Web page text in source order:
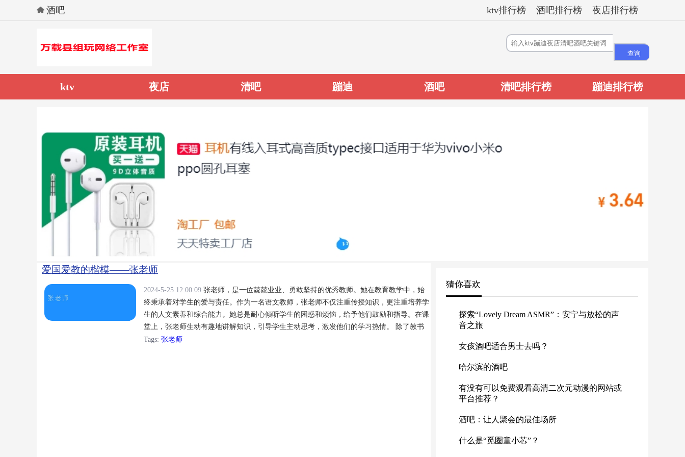
酒吧 ktv排行榜 酒吧排行榜 夜店排行榜
ktv 夜店 清吧 蹦迪 酒吧 清吧排行榜 蹦迪排行榜
爱国爱教的楷模——张老师
2024-5-25 12:00:09 张老师，是一位兢兢业业、勇敢坚持的优秀教师。她在教育教学中，始
终秉承着对学生的爱与责任。作为一名语文教师，张老师不仅注重传授知识，更注重培养学
生的人文素养和综合能力。她总是耐心倾听学生的困惑和烦恼，给予他们鼓励和指导。在课
堂上，张老师生动有趣地讲解知识，引导学生主动思考，激发他们的学习热情。 除了教书
育人，张老师还积极参与社会公益活动。她带领学生参加各种志愿服务，传...
Tags: 张老师
猜你喜欢
探索“Lovely Dream ASMR”：安宁与放松的声
音之旅
女孩酒吧适合男士去吗？
哈尔滨的酒吧
有没有可以免费观看高清二次元动漫的网站或
平台推荐？
酒吧：让人聚会的最佳场所
什么是“觅圈童小芯”？